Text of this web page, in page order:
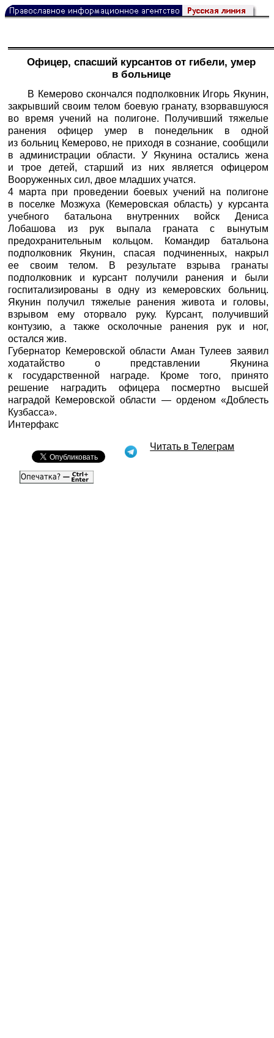
Офицер, спасший курсантов от гибели, умер
в больнице
В Кемерово скончался подполковник Игорь Якунин,
закрывший своим телом боевую гранату, взорвавшуюся
во время учений на полигоне. Получивший тяжелые
ранения офицер умер в понедельник в одной
из больниц Кемерово, не приходя в сознание, сообщили
в администрации области. У Якунина остались жена
и трое детей, старший из них является офицером
Вооруженных сил, двое младших учатся.
4 марта при проведении боевых учений на полигоне
в поселке Мозжуха (Кемеровская область) у курсанта
учебного батальона внутренних войск Дениса
Лобашова из рук выпала граната с вынутым
предохранительным кольцом. Командир батальона
подполковник Якунин, спасая подчиненных, накрыл
ее своим телом. В результате взрыва гранаты
подполковник и курсант получили ранения и были
госпитализированы в одну из кемеровских больниц.
Якунин получил тяжелые ранения живота и головы,
взрывом ему оторвало руку. Курсант, получивший
контузию, а также осколочные ранения рук и ног,
остался жив.
Губернатор Кемеровской области Аман Тулеев заявил
ходатайство о представлении Якунина
к государственной награде. Кроме того, принято
решение наградить офицера посмертно высшей
наградой Кемеровской области — орденом «Доблесть
Кузбасса».
Интерфакс
Читать в Телеграм